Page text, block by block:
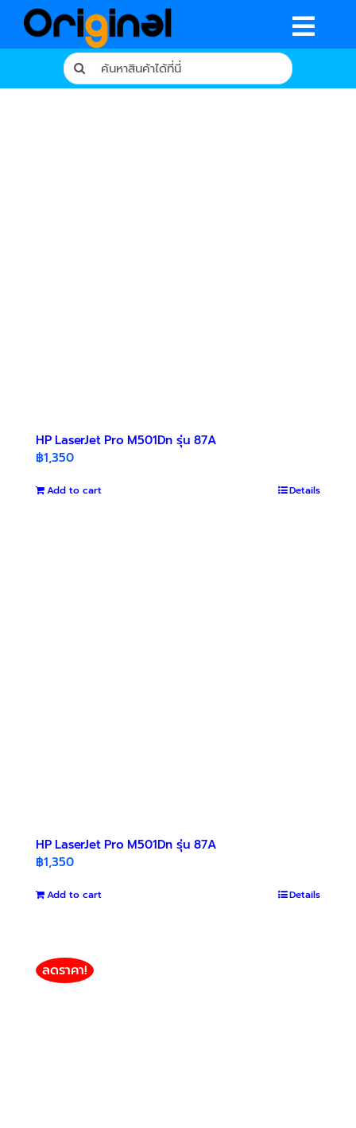
content
หน้าหลัก
Search
for:
HP LaserJet Pro M501Dn รุ่น 87A
฿1,350
Add to cart Details
HP LaserJet Pro M501Dn รุ่น 87A
฿1,350
Add to cart Details
ลดราคา!